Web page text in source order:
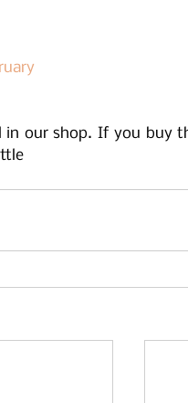
in our shop. If you buy